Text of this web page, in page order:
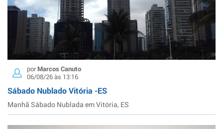
porMarcos Canuto
06/08/26 às 13:16
Sábado Nublado Vitória -ES
Manhã Sábado Nublada em Vitória, ES